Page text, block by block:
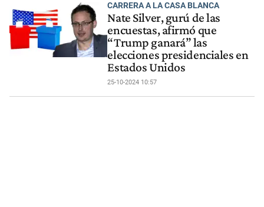
CARRERA A LA CASA BLANCA
Nate Silver, gurú de las
encuestas, afirmó que
“Trump ganará” las
elecciones presidenciales en
Estados Unidos
25-10-2024 10:57